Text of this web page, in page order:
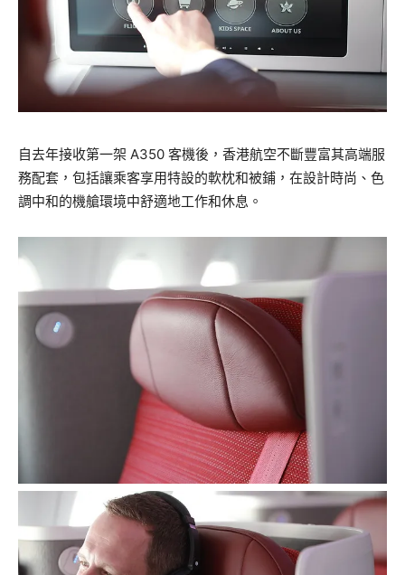
自去年接收第一架 A350 客機後，香港航空不斷豐富其高端服
務配套，包括讓乘客享用特設的軟枕和被鋪，在設計時尚、色
調中和的機艙環境中舒適地工作和休息。